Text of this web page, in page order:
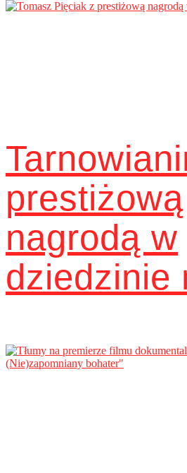
prestiżową
nagrodą w
dziedzinie